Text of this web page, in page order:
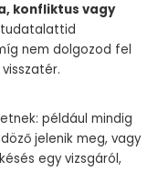
konfliktus vagy
nem dolgozod fel
például mindig
jelenik meg, vagy
egy vizsgáról,